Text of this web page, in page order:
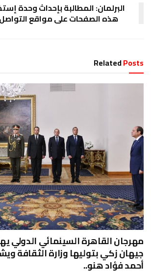
البرلمان: المطالبة بإحداث وحدة
هذه الصفحات على مواقع
RelatedPosts
مهرجان القاهرة السينمائي الدولي
جيهان زكي بتوليها وزارة الثقافة
أحمد فؤاد هنو..